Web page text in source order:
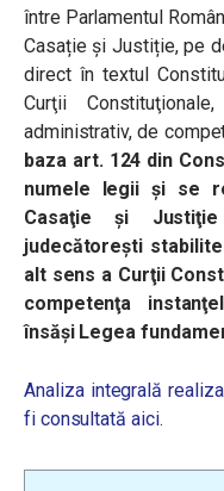
între Parlamentul
Casație și Justiție, pe
direct în textul
Curţii
administrativ, de
baza art. 124 din
numele legii şi se
Casaţie şi
judecătoreşti
alt sens a Curţii
competenţa
însăși Legea
Analiza integrală
fi consultată aici.